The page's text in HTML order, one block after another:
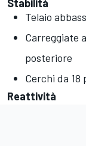
Stabilità
Telaio
Carreggiate
posteriore
Cerchi da 18
Reattività